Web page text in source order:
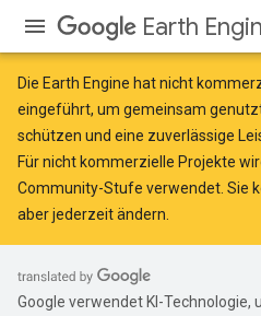
Earth
Die Earth Engine hatnicht
eingeführt, um gemeinsam
schützen und eine zuverlässige
Für nicht kommerzielle Projekte
Community-Stufe verwendet. Sie
aber jederzeit ändern.
Google verwendet KI-Technologie,